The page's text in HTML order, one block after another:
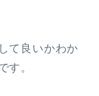
て良いかわか
す。